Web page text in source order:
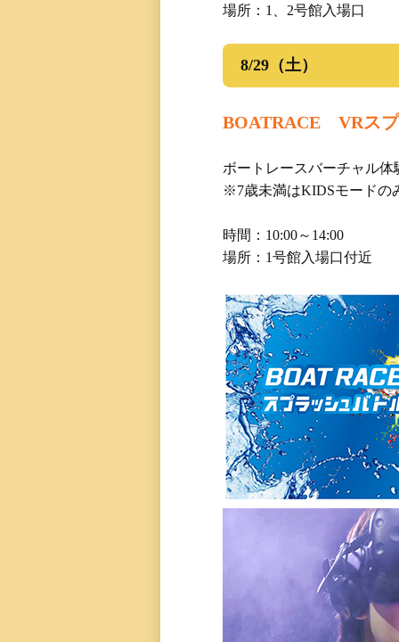
場所：1、2号館入場口
8/29（土）
BOATRACE VRス
ボートレースバーチャル体
※7歳未満はKIDSモードの
時間：10:00～14:00
場所：1号館入場口付近